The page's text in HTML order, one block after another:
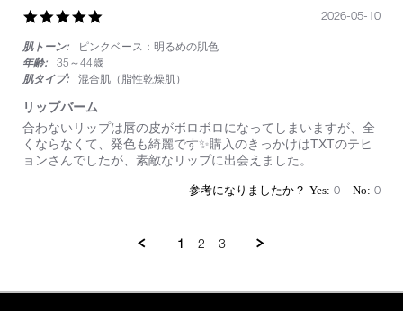
ッ
rating
肌トーン:
ピンクベース：明るめの肌色
年齢:
35～44歳
肌タイプ:
混合肌（脂性乾燥肌）
リップバーム
Review
by
on
review
stating
リ
合わないリップは唇の皮がボロボロになってしまいますが、全
くならなくて、発色も綺麗です✨購入のきっかけはTXTのテヒ
ョンさんでしたが、素敵なリップに出会えました。
2026-05-10
0 0
1 2 3